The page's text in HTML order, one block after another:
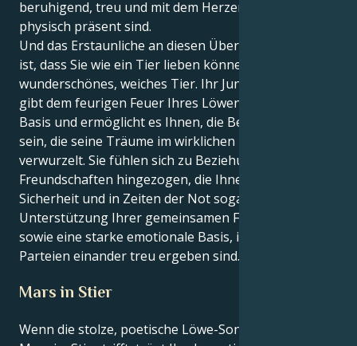
beruhigend, treu und mit dem Herzen auf dem Mund
physisch präsent sind.
Und das Erstaunliche an diesen Übereinstimmungen
ist, dass Sie wie ein Tier lieben können, und zwar ein
wunderschönes, weiches Tier. Ihr Jungfrauenherz
gibt dem feurigen Feuer Ihres Löwen eine feste
Basis und ermöglicht es Ihnen, die Bezugsperson zu
sein, die seine Träume im wirklichen Leben
verwurzelt. Sie fühlen sich zu Beziehungen und
Freundschaften hingezogen, die Ihnen ein Gefühl der
Sicherheit und in Zeiten der Not sogar die
Unterstützung Ihrer gemeinsamen Freunde bieten,
sowie eine starke emotionale Basis, in der beide
Parteien einander treu ergeben sind.
Mars in Stier
Wenn die stolze, poetische Löwe-Sonne auf den